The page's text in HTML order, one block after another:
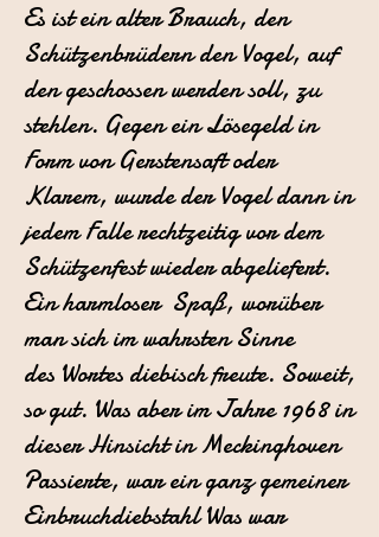
Es ist ein alter Brauch, den
Schützenbrüdern den Vogel, auf
dengeschossen werden soll, zu
stehlen. Gegen ein Lösegeld in
Form von Gerstensaft oder
Klarem, wurde der Vogel dann in
jedem Falle rechtzeitig vor dem
Schützenfest wieder abgeliefert.
Ein harmloser Spaß, worüber
man sich im wahrsten Sinne
des Wortes diebisch freute. Soweit,
so gut. Was aber im Jahre 1968 in
dieser Hinsicht in Meckinghoven
Passierte, war ein ganz gemeiner
Einbruchdiebstahl Was war